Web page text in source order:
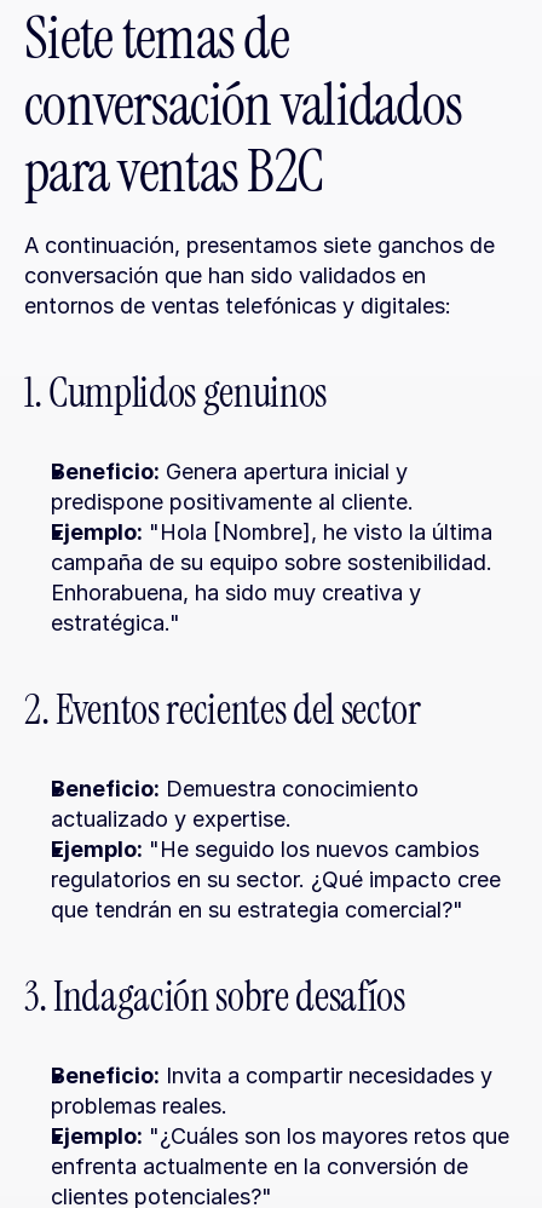
Siete temas de
conversación validados
para ventas B2C
A continuación, presentamos siete ganchos de
conversación que han sido validados en
entornos de ventas telefónicas y digitales:
1. Cumplidos genuinos
Beneficio: Genera apertura inicial y
predispone positivamente al cliente.
Ejemplo: "Hola [Nombre], he visto la última
campaña de su equipo sobre sostenibilidad.
Enhorabuena, ha sido muy creativa y
estratégica."
2. Eventos recientes del sector
Beneficio: Demuestra conocimiento
actualizado y expertise.
Ejemplo: "He seguido los nuevos cambios
regulatorios en su sector. ¿Qué impacto cree
que tendrán en su estrategia comercial?"
3. Indagación sobre desafíos
Beneficio: Invita a compartir necesidades y
problemas reales.
Ejemplo: "¿Cuáles son los mayores retos que
enfrenta actualmente en la conversión de
clientes potenciales?"